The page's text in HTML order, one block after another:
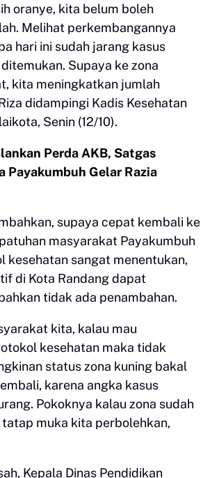
oranye, kita belum boleh
Melihat perkembangannya
hari ini sudah jarang kasus
Supaya ke zona
kita meningkatkan jumlah
didampingi Kadis Kesehatan
Senin (12/10).
Perda AKB, Satgas
Payakumbuh Gelar Razia
supaya cepat kembali ke
masyarakat Payakumbuh
kesehatan sangat menentukan,
di Kota Randang dapat
tidak ada penambahan.
kita, kalau mau
kesehatan maka tidak
status zona kuning bakal
karena angka kasus
Pokoknya kalau zona sudah
tatap muka kita perbolehkan,
Kepala Dinas Pendidikan